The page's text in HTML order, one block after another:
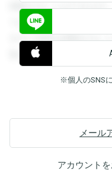
閲覧することができま
できます。登録すると
すると回答を閲覧する
覧することができます。
※個人のSNS
メール
アカウント